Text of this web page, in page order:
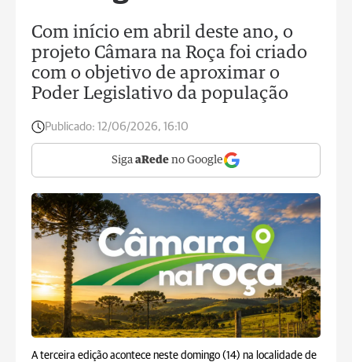
Com início em abril deste ano, o
projeto Câmara na Roça foi criado
com o objetivo de aproximar o
Poder Legislativo da população
Publicado: 12/06/2026, 16:10
Siga aRede no Google
A terceira edição acontece neste domingo (14) na localidade de